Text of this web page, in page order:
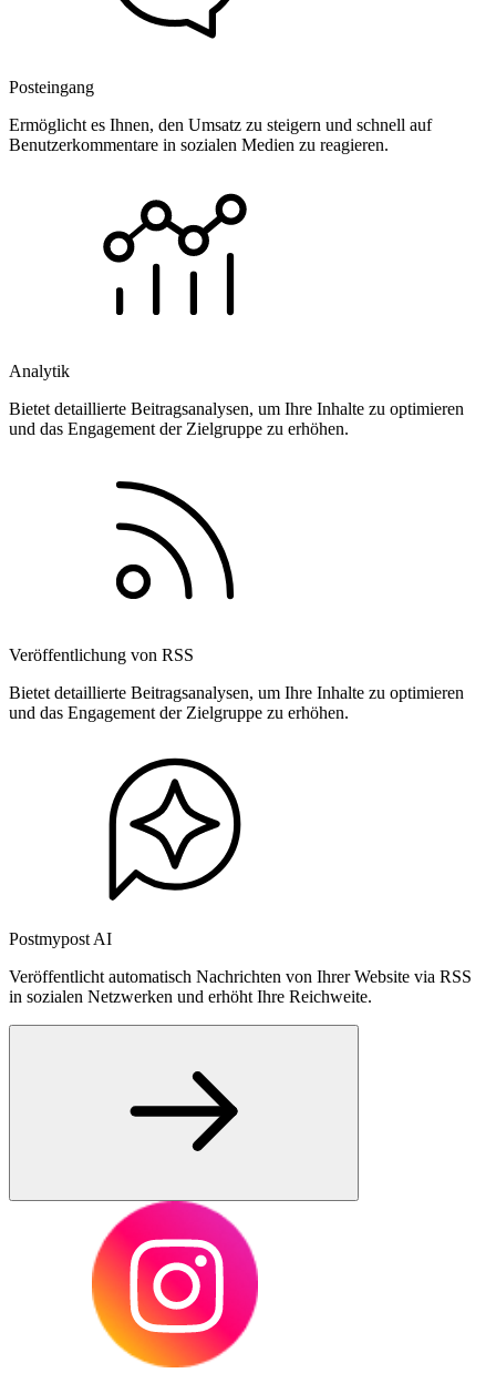
Posteingang
Ermöglicht es Ihnen, den Umsatz zu steigern und schnell auf
Benutzerkommentare in sozialen Medien zu reagieren.
Analytik
Bietet detaillierte Beitragsanalysen, um Ihre Inhalte zu optimieren
und das Engagement der Zielgruppe zu erhöhen.
Veröffentlichung von RSS
Bietet detaillierte Beitragsanalysen, um Ihre Inhalte zu optimieren
und das Engagement der Zielgruppe zu erhöhen.
Postmypost AI
Veröffentlicht automatisch Nachrichten von Ihrer Website via RSS
in sozialen Netzwerken und erhöht Ihre Reichweite.